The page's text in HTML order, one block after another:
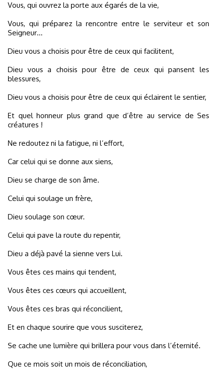
Vous, qui ouvrez la porte aux égarés de la vie,
Vous, qui préparez la rencontre entre le serviteur et son
Seigneur…
Dieu vous a choisis pour être de ceux qui facilitent,
Dieu vous a choisis pour être de ceux qui pansent les
blessures,
Dieu vous a choisis pour être de ceux qui éclairent le sentier,
Et quel honneur plus grand que d’être au service de Ses
créatures !
Ne redoutez ni la fatigue, ni l’effort,
Car celui qui se donne aux siens,
Dieu se charge de son âme.
Celui qui soulage un frère,
Dieu soulage son cœur.
Celui qui pave la route du repentir,
Dieu a déjà pavé la sienne vers Lui.
Vous êtes ces mains qui tendent,
Vous êtes ces cœurs qui accueillent,
Vous êtes ces bras qui réconcilient,
Et en chaque sourire que vous susciterez,
Se cache une lumière qui brillera pour vous dans l’éternité.
Que ce mois soit un mois de réconciliation,